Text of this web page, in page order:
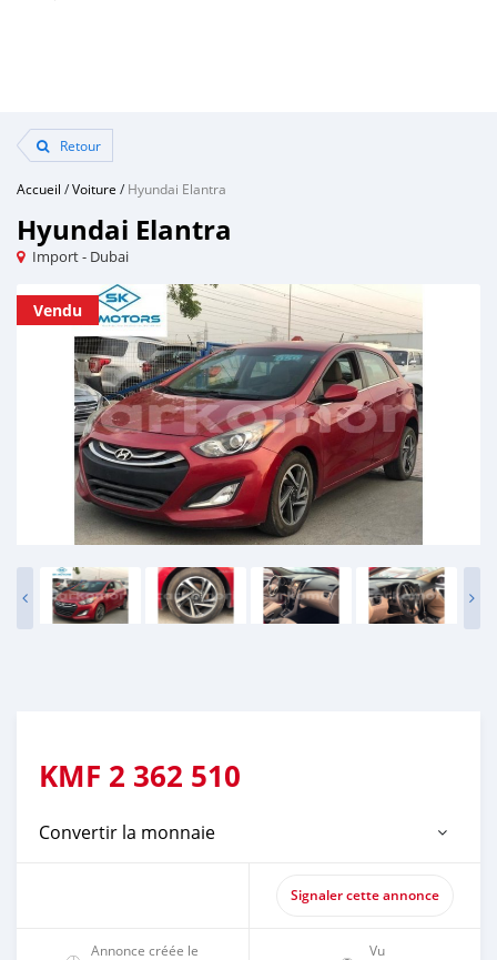
Retour
Accueil /Voiture /Hyundai Elantra
Hyundai Elantra
Import - Dubai
Vendu
Vendu
Vendu
Vendu
Vendu
Vendu
Vendu
Vendu
Vendu
Vendu
Vendu
Vendu
KMF 2 362 510
Convertir la monnaie
Signaler cette annonce
Annonce créée le
Vu